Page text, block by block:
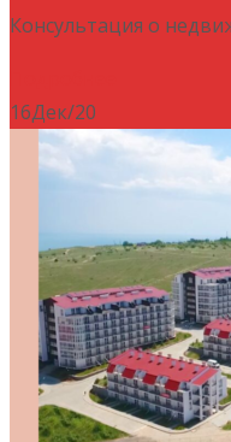
Консультация о
16Дек/20